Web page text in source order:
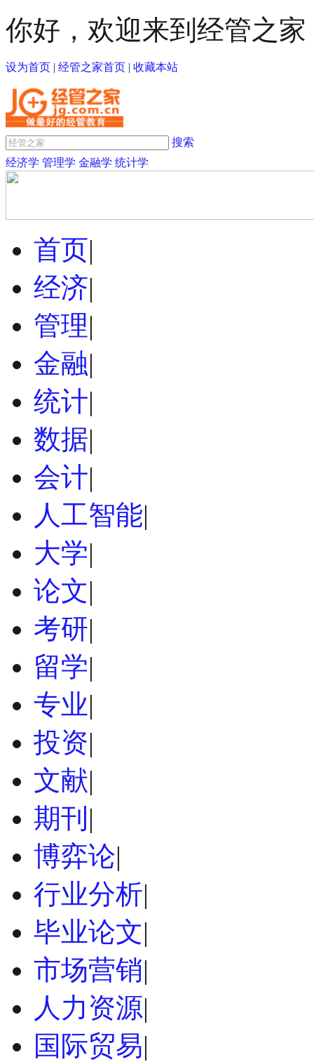
你好，欢迎来到经管之家
设为首页 | 经管之家首页 | 收藏本站
搜索
经济学 管理学 金融学 统计学
首页|
经济|
管理|
金融|
统计|
数据|
会计|
人工智能|
大学|
论文|
考研|
留学|
专业|
投资|
文献|
期刊 |
博弈论|
行业分析|
毕业论文|
市场营销|
人力资源|
国际贸易|